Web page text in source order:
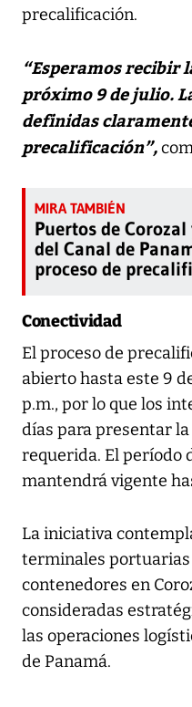
precalificación.
“Esperamos recibir
próximo 9 de julio.
definidas
precalificación”,
Puertos de
del Canal de
proceso de
Conectividad
El proceso de
abierto hasta este 9
p.m., por lo que los
días para presentar
requerida. El período
mantendrá vigente
La iniciativa
terminales
contenedores en
consideradas
las operaciones
de Panamá.